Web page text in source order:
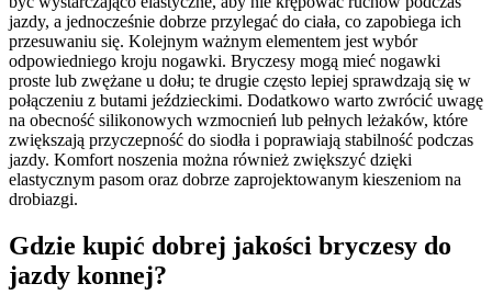
jazdy, a jednocześnie dobrze przylegać do ciała, co zapobiega ich
przesuwaniu się. Kolejnym ważnym elementem jest wybór
odpowiedniego kroju nogawki. Bryczesy mogą mieć nogawki
proste lub zwężane u dołu; te drugie często lepiej sprawdzają się w
połączeniu z butami jeździeckimi. Dodatkowo warto zwrócić uwagę
na obecność silikonowych wzmocnień lub pełnych leżaków, które
zwiększają przyczepność do siodła i poprawiają stabilność podczas
jazdy. Komfort noszenia można również zwiększyć dzięki
elastycznym pasom oraz dobrze zaprojektowanym kieszeniom na
drobiazgi.
Gdzie kupić dobrej jakości bryczesy do
jazdy konnej?